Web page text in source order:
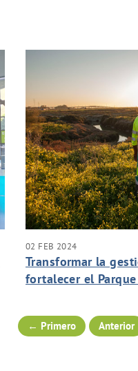
02 FEB 2024
Transformar la
fortalecer el
← Primero Anterior